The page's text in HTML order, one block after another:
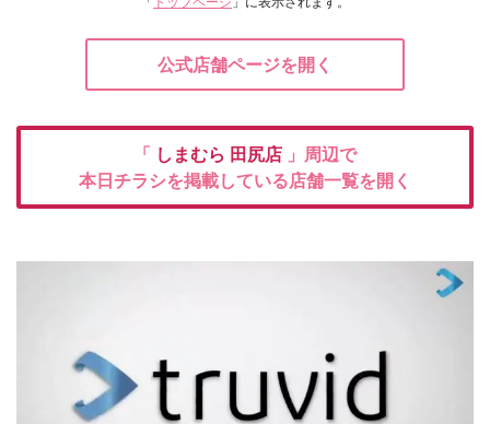
公式店舗ページを開く
「 しまむら 田尻店 」周辺で
本日チラシを掲載している店舗一覧を開く